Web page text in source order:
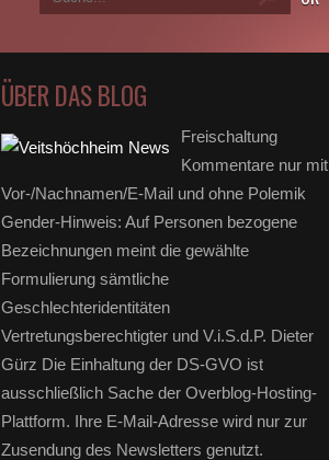
ÜBER DAS BLOG
Freischaltung
Kommentare nur mit
Vor-/Nachnamen/E-Mail und ohne Polemik
Gender-Hinweis: Auf Personen bezogene
Bezeichnungen meint die gewählte
Formulierung sämtliche
Geschlechteridentitäten
Vertretungsberechtigter und V.i.S.d.P. Dieter
Gürz Die Einhaltung der DS-GVO ist
ausschließlich Sache der Overblog-Hosting-
Plattform. Ihre E-Mail-Adresse wird nur zur
Zusendung des Newsletters genutzt.